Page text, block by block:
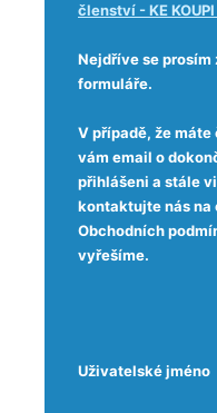
členství - KE KOUPI
Nejdříve se
formuláře.
V případě, že
vám email o
přihlášeni a stále
kontaktujte nás na
Obchodních
vyřešíme.
Uživatelské jméno